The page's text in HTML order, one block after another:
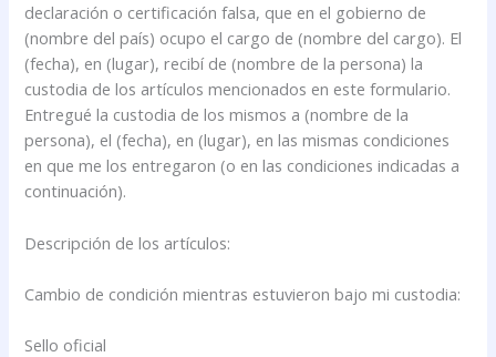
declaración o certificación falsa, que en el gobierno de
(nombre del país) ocupo el cargo de (nombre del cargo). El
(fecha), en (lugar), recibí de (nombre de la persona) la
custodia de los artículos mencionados en este formulario.
Entregué la custodia de los mismos a (nombre de la
persona), el (fecha), en (lugar), en las mismas condiciones
en que me los entregaron (o en las condiciones indicadas a
continuación).
Descripción de los artículos:
Cambio de condición mientras estuvieron bajo mi custodia:
Sello oficial